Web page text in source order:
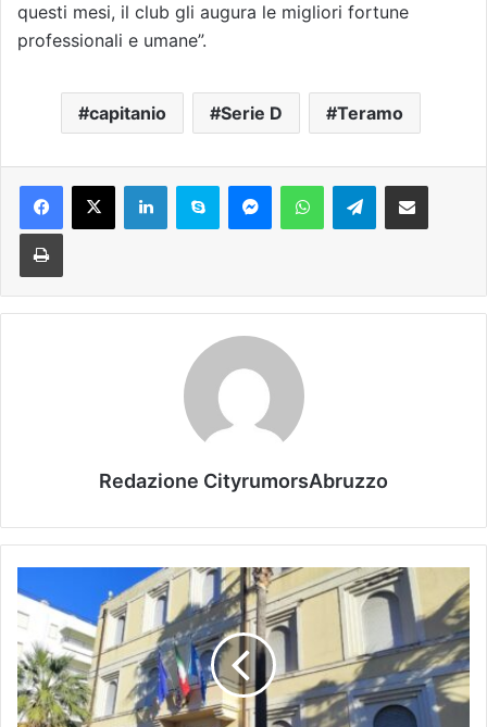
questi mesi, il club gli augura le migliori fortune
professionali e umane”.
capitanio Serie D Teramo
Telegram
Redazione CityrumorsAbruzzo